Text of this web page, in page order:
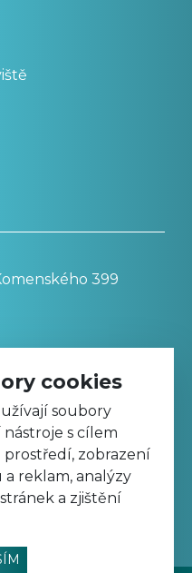
399
stránek
cookies
soubory
nástroje s cílem
zobrazení
reklam, analýzy
a zjištění